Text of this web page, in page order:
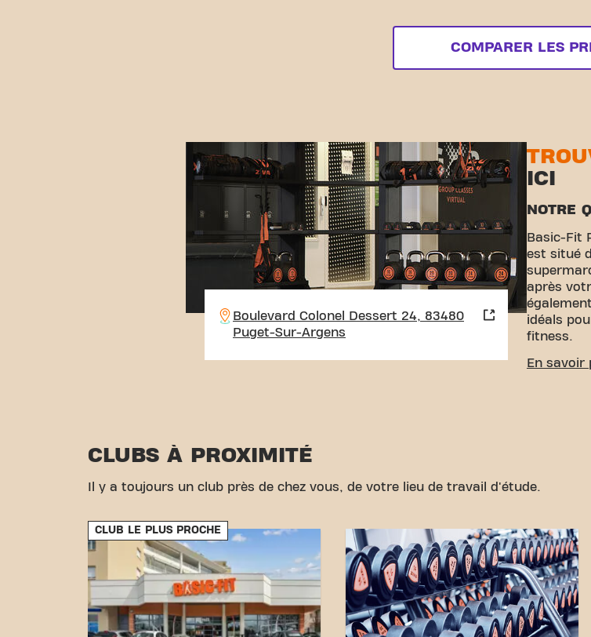
COMPARER LES
Boulevard Colonel Dessert 24, 83480
Puget-Sur-Argens
ICI
NOTRE
Basic-Fit
est situé
après
idéals
fitness.
partie de
En savoir
CLUBS À PROXIMITÉ
Il y a toujours un club près de chez vous, de votre lieu de travail d'étude.
CLUB LE PLUS PROCHE